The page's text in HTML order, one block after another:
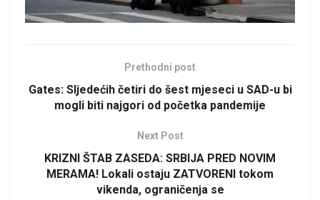
Prethodni post
Gates: Sljedećih četiri do šest mjeseci u SAD-u bi
mogli biti najgori od početka pandemije
Next Post
KRIZNI ŠTAB ZASEDA: SRBIJA PRED NOVIM
MERAMA! Lokali ostaju ZATVORENI tokom
vikenda, ograničenja se